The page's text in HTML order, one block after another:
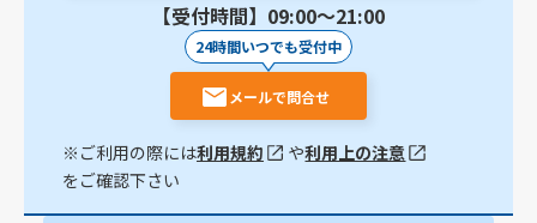
【受付時間】09:00〜21:00
24時間いつでも受付中
メールで問合せ
※ご利用の際には利用規約 や利用上の注意
をご確認下さい